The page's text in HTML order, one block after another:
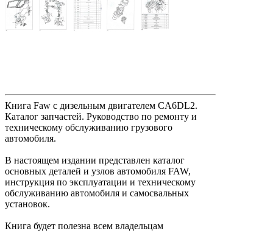
Книга Faw с дизельным двигателем CA6DL2.
Каталог запчастей. Руководство по ремонту и
техническому обслуживанию грузового
автомобиля.
В настоящем издании представлен каталог
основных деталей и узлов автомобиля FAW,
инструкция по эксплуатации и техническому
обслуживанию автомобиля и самосвальных
установок.
Книга будет полезна всем владельцам